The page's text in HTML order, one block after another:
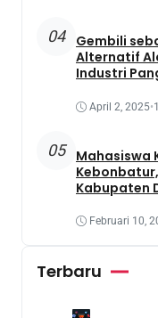
04
Gembili
Alternatif
Industri
April 2, 2025•
05
Mahasiswa
Kabupaten
Februari 10,
Terbaru